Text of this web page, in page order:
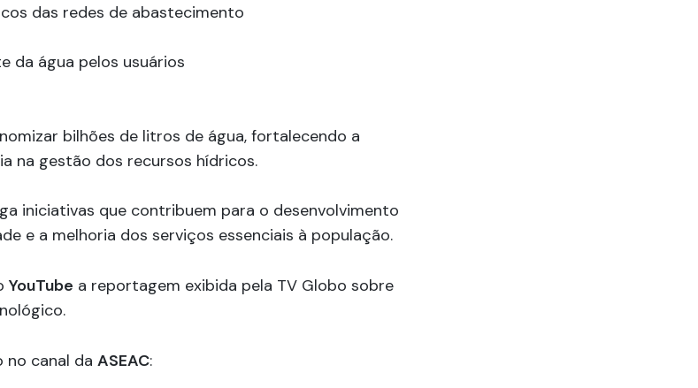
das redes de abastecimento
da água pelos usuários
bilhões de litros de água, fortalecendo a
na gestão dos recursos hídricos.
iniciativas que contribuem para o desenvolvimento
e a melhoria dos serviços essenciais à população.
YouTube a reportagem exibida pela TV Globo sobre
canal da ASEAC: